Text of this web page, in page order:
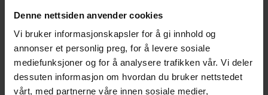
Denne nettsiden anvender cookies
Vi bruker informasjonskapsler for å gi innhold og
annonser et personlig preg, for å levere sosiale
mediefunksjoner og for å analysere trafikken vår. Vi deler
dessuten informasjon om hvordan du bruker nettstedet
vårt, med partnerne våre innen sosiale medier,
✔ Justerbar setehøyde og fotring for bedre komfort og
holdning
✔ Pustende meshrygg med korsryggstøtte for avlastning av
ryggen
✔ Skumfyll med medium tetthet for støttende sittekomfort
✔ 360° roterende sete og hjul for smidig bevegelighet